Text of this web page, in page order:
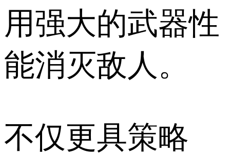
用强大的武器性
能消灭敌人。
不仅更具策略